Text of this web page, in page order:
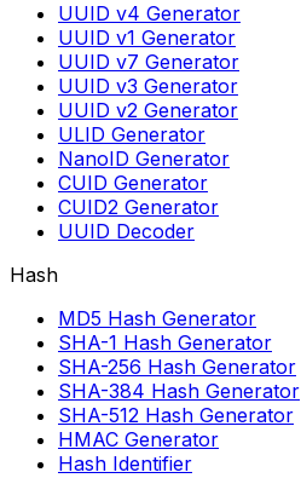
UUID v4 Generator
UUID v1 Generator
UUID v7 Generator
UUID v3 Generator
UUID v2 Generator
ULID Generator
NanoID Generator
CUID Generator
CUID2 Generator
UUID Decoder
Hash
MD5 Hash Generator
SHA-1 Hash Generator
SHA-256 Hash Generator
SHA-384 Hash Generator
SHA-512 Hash Generator
HMAC Generator
Hash Identifier